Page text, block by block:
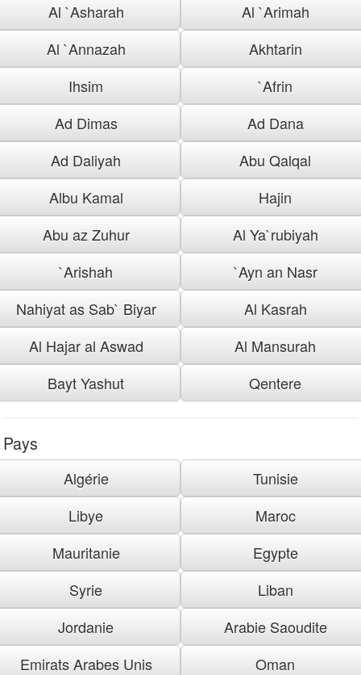
Al `Asharah
Al `Arimah
Al `Annazah
Akhtarin
Ihsim
`Afrin
Ad Dimas
Ad Dana
Ad Daliyah
Abu Qalqal
Albu Kamal
Hajin
Abu az Zuhur
Al Ya`rubiyah
`Arishah
`Ayn an Nasr
Nahiyat as Sab` Biyar
Al Kasrah
Al Hajar al Aswad
Al Mansurah
Bayt Yashut
Qentere
Pays
Algérie
Tunisie
Libye
Maroc
Mauritanie
Egypte
Syrie
Liban
Jordanie
Arabie Saoudite
Emirats Arabes Unis
Oman